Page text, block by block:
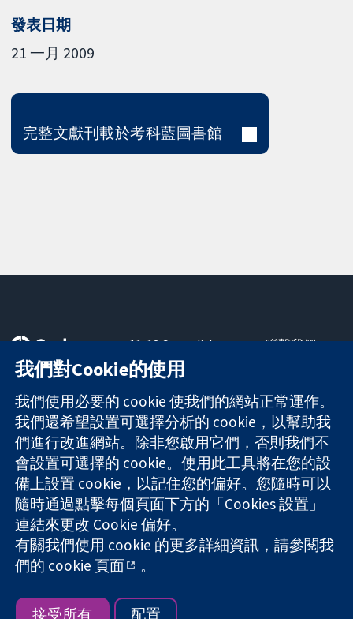
發表日期
21 一月 2009
完整文獻刊載於考科藍圖書館
可信任實證
知情決定
更完善的健康照
護
11-13 Cavendish
Square
London
W1G 0AN
United Kingdom
聯繫我們
關於我們
工作機會
Cochrane
Library
The Cochrane Collaboration is a charity (no. 1045921) and a
company limited by guarantee (no. 03044323) registered in
England & Wales. VAT registration number GB 718 2127 49.
版權所有 © 2026 The Cochrane Collaboration
網站條款與條件|免責聲明|隱私權
我們對Cookie的使用
我們使用必要的 cookie 使我們的網站正常運作。
我們還希望設置可選擇分析的 cookie，以幫助我
們進行改進網站。除非您啟用它們，否則我們不
會設置可選擇的 cookie。使用此工具將在您的設
備上設置 cookie，以記住您的偏好。您隨時可以
隨時通過點擊每個頁面下方的「Cookies 設置」
連結來更改 Cookie 偏好。
有關我們使用 cookie 的更多詳細資訊，請參閱我
們的 cookie 頁面 。
接受所有 配置